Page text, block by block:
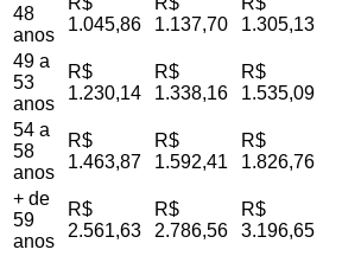
48
anos
1.045,86
1.137,70
1.305,13
49 a
53
anos
R$
1.230,14
R$
1.338,16
R$
1.535,09
54 a
58
anos
R$
1.463,87
R$
1.592,41
R$
1.826,76
+ de
59
anos
R$
2.561,63
R$
2.786,56
R$
3.196,65